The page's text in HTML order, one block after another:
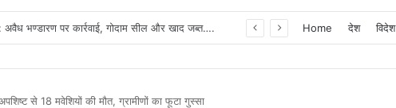
Home देश विदेश
से 18 मवेशियों की मौत, ग्रामीणों का फूटा गुस्सा